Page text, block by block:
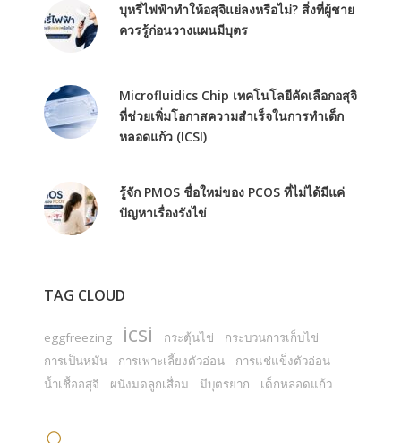
บุหรี่ไฟฟ้าทำให้อสุจิแย่ลงหรือไม่? สิ่งที่ผู้ชาย
ควรรู้ก่อนวางแผนมีบุตร
Microfluidics Chip เทคโนโลยีคัดเลือกอสุจิ
ที่ช่วยเพิ่มโอกาสความสำเร็จในการทำเด็ก
หลอดแก้ว (ICSI)
รู้จัก PMOS ชื่อใหม่ของ PCOS ที่ไม่ได้มีแค่
ปัญหาเรื่องรังไข่
TAG CLOUD
eggfreezing icsi กระตุ้นไข่
กระบวนการเก็บไข่
การเป็นหมัน
การเพาะเลี้ยงตัวอ่อน
การแช่แข็งตัวอ่อน
น้ำเชื้ออสุจิ
ผนังมดลูกเสื่อม มีบุตรยาก เด็กหลอดแก้ว